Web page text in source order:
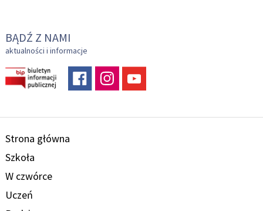
BĄDŹ Z NAMI
aktualności i informacje
Strona główna
Szkoła
W czwórce
Uczeń